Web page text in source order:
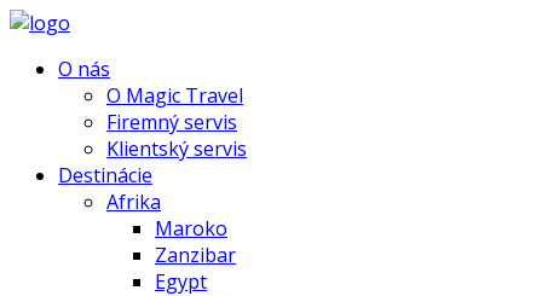
O nás
O Magic Travel
Firemný servis
Klientský servis
Destinácie
Afrika
Maroko
Zanzibar
Egypt